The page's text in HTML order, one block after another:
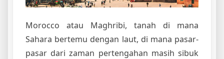
Morocco atau Maghribi, tanah di mana
Sahara bertemu dengan laut, di mana pasar-
pasar dari zaman pertengahan masih sibuk